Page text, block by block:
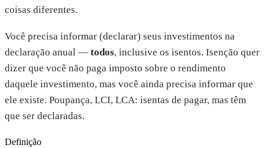
coisas diferentes.
Você precisa informar (declarar) seus investimentos na
declaração anual — todos, inclusive os isentos. Isenção quer
dizer que você não paga imposto sobre o rendimento
daquele investimento, mas você ainda precisa informar que
ele existe. Poupança, LCI, LCA: isentas de pagar, mas têm
que ser declaradas.
Definição